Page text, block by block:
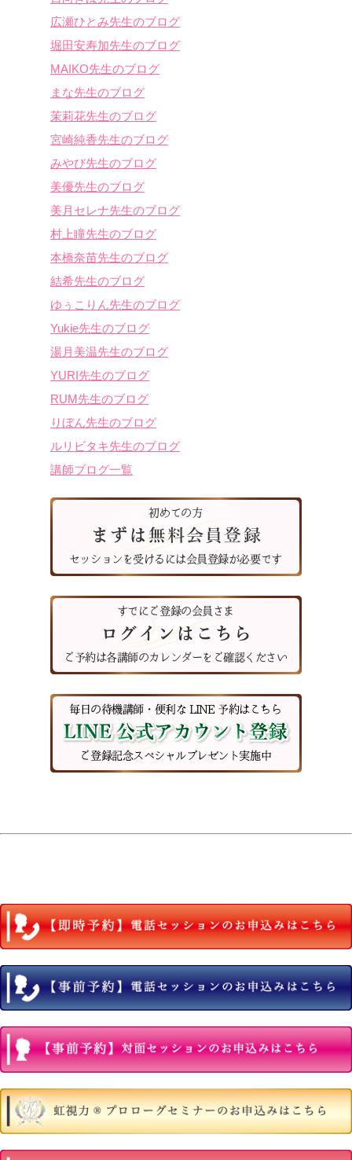
広瀬ひとみ先生のブログ
堀田安寿加先生のブログ
MAIKO先生のブログ
まな先生のブログ
茉莉花先生のブログ
宮崎純香先生のブログ
みやび先生のブログ
美優先生のブログ
美月セレナ先生のブログ
村上瞳先生のブログ
本橋奈苗先生のブログ
結希先生のブログ
ゆぅこりん先生のブログ
Yukie先生のブログ
湯月美温先生のブログ
YURI先生のブログ
RUM先生のブログ
りぼん先生のブログ
ルリビタキ先生のブログ
講師ブログ一覧